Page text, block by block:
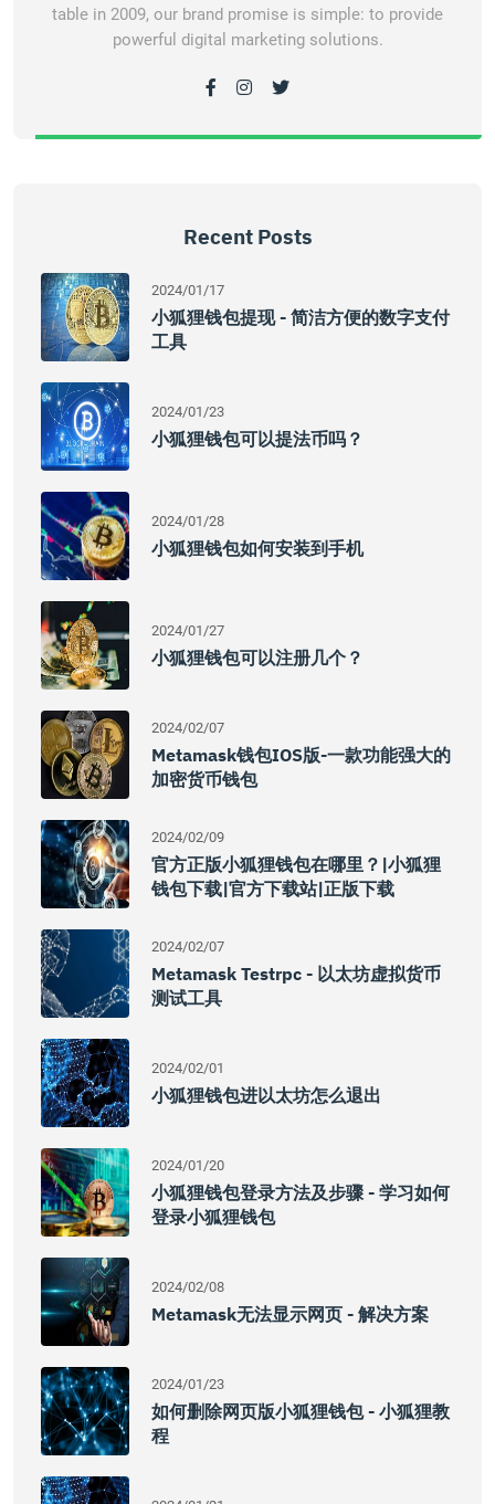
table in 2009, our brand promise is simple: to provide
powerful digital marketing solutions.
Recent Posts
2024/01/17
小狐狸钱包提现 - 简洁方便的数字支付
工具
2024/01/23
小狐狸钱包可以提法币吗？
2024/01/28
小狐狸钱包如何安装到手机
2024/01/27
小狐狸钱包可以注册几个？
2024/02/07
Metamask钱包iOS版-一款功能强大的
加密货币钱包
2024/02/09
官方正版小狐狸钱包在哪里？|小狐狸
钱包下载|官方下载站|正版下载
2024/02/07
Metamask Testrpc - 以太坊虚拟货币
测试工具
2024/02/01
小狐狸钱包进以太坊怎么退出
2024/01/20
小狐狸钱包登录方法及步骤 - 学习如何
登录小狐狸钱包
2024/02/08
Metamask无法显示网页 - 解决方案
2024/01/23
如何删除网页版小狐狸钱包 - 小狐狸教
程